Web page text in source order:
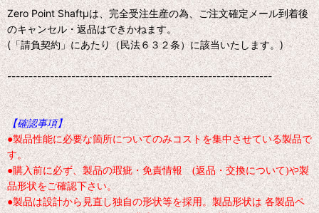
Zero Point Shaftμは、完全受注生産の為、ご注文確定メール到着後
のキャンセル・返品はできかねます。
(「請負契約」にあたり（民法６３２条）に該当いたします。)
--------------------------------------------------------------
【確認事項】
●製品性能に必要な箇所についてのみコストを集中させている製品で
す。
●購入前に必ず、製品の瑕疵・免責情報 (返品・交換について)や製
品形状をご確認下さい。
●製品は設計から見直し独自の形状等を採用。製品形状は 各製品ペ